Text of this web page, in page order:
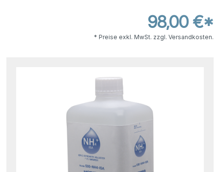
98,00 €*
* Preise exkl. MwSt. zzgl. Versandkosten.